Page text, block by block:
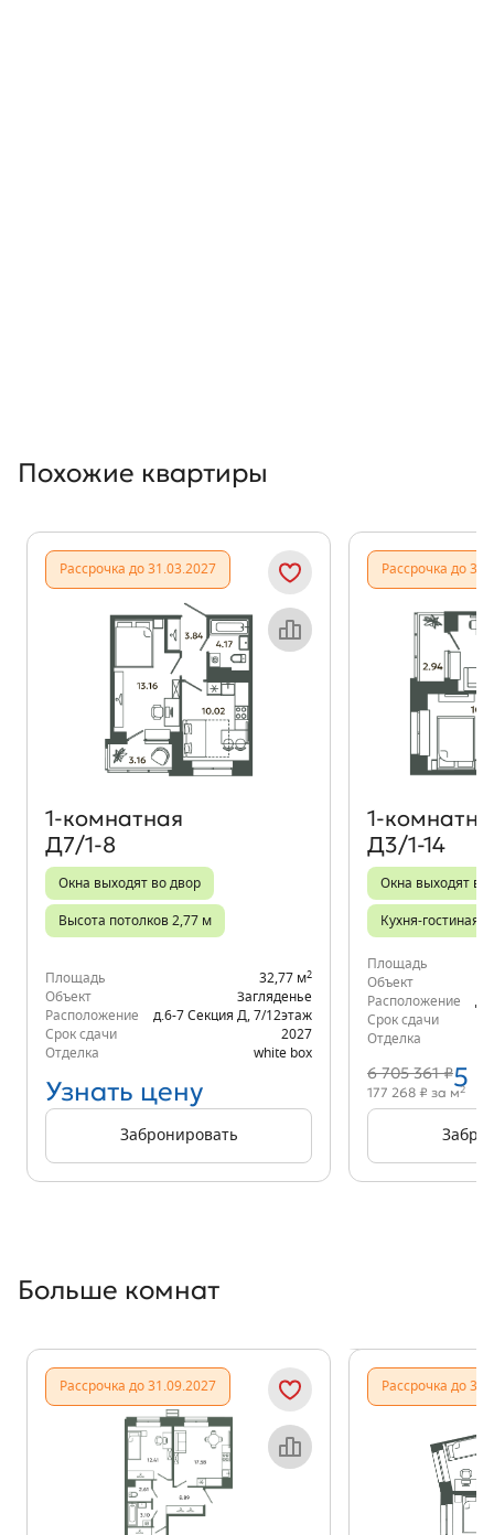
Похожие квартиры
Рассрочка до 31.03.2027
Объект месяца
1‑комнатная
Д7/1-8
Окна выходят во двор
Высота потолков 2,77 м
Площадь 32,77 м2
Объект
Загляденье
Расположение
д.6-7 Секция Д 7/12этаж
Срок сдачи
2027
Отделка
white box
Узнать цену
Забронировать
Рассрочка до
Д3/1-14
Окна выходят во
Кухня-гостиная
Площадь
Объект
Расположение
Срок сдачи
Отделка
6 705 361 ₽5
177 268 ₽ за м2
Больше комнат
Рассрочка до 31.09.2027
Объект месяца
Рассрочка до